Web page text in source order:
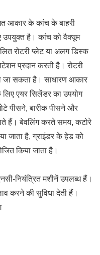
आकार के कांच के बाहरी
उपयुक्त है। कांच को वैक्यूम
रोटरी प्लेट या अलग डिस्क
प्रदान करती है। रोटरी
जा सकता है। साधारण आकार
एयर सिलेंडर का उपयोग
पीसने, बारीक पीसने और
हैं। बेवलिंग करते समय, कटोरे
जाता है, ग्राइंडर के हेड को
किया जाता है।
नियंत्रित मशीनें उपलब्ध हैं।
करने की सुविधा देती हैं।